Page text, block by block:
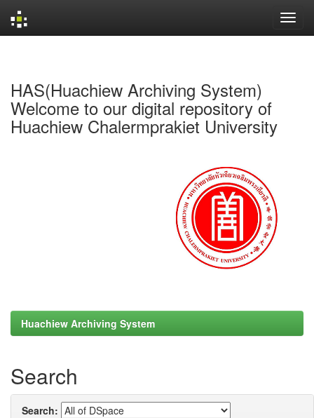
HAS(Huachiew Archiving System)
Welcome to our digital repository of
Huachiew Chalermprakiet University
Huachiew Archiving System
Search
Search: